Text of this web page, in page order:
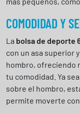
COMODIDAD Y
La bolsa de deporte
con un asa superior
hombro, ofreciendo
tu comodidad. Ya
sobre el hombro,
permite moverte